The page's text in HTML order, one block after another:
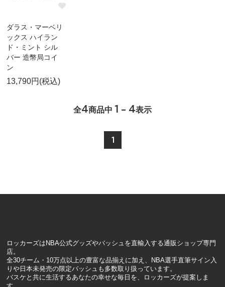
ダラス・マーベリ
ックス ハイラン
ド・ミント シル
バー 造幣局コイ
ン
13,790円(税込)
全4商品中 1 - 4表示
1
ロッカーズはNBA公式グッズやバッシュを直輸入する通販ショップ専門
店。
全30チーム・10万点以上の豊富な品揃えに加え、NBA選手直筆サイン入
りや日本未発売の限定バッシュも多数取り扱っています。
バスケと共に生活するあなたの幸せな毎日を、ロッカーズが提案しま